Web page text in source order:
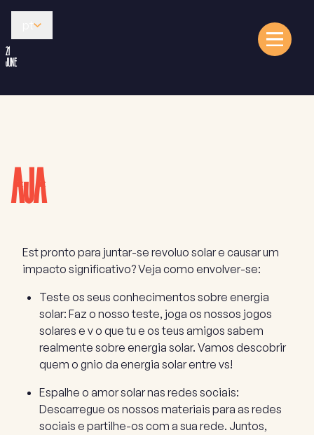
21
JUNE
AJA
Est pronto para juntar-se revoluo solar e causar um
impacto significativo? Veja como envolver-se:
Teste os seus conhecimentos sobre energia
solar: Faz o nosso teste, joga os nossos jogos
solares e v o que tu e os teus amigos sabem
realmente sobre energia solar. Vamos descobrir
quem o gnio da energia solar entre vs!
Espalhe o amor solar nas redes sociais:
Descarregue os nossos materiais para as redes
sociais e partilhe-os com a sua rede. Juntos,